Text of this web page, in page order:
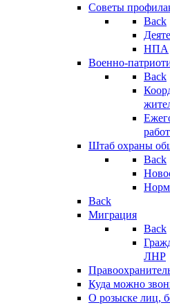
Советы
Back
НПА
Военно-
Back
Штаб охраны
Back
Back
Миграция
Back
ЛНР
Куда можно
О розыске лиц,